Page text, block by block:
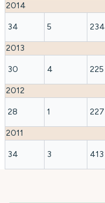
2014
34 5 234
2013
30 4 225
2012
28 1 227
2011
34 3 413